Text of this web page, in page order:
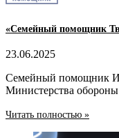
«Семейный помощник
23.06.2025
Семейный помощник
Министерства
Читать полностью »